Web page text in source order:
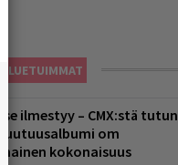
LUETUIMMAT
se ilmestyy – CMX:stä tutun
uutuusalbumi om
kokonaisuus